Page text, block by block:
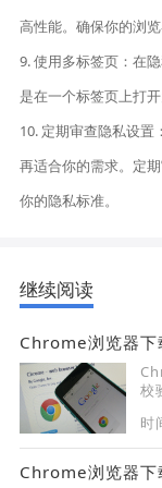
高性能。确保你的浏
9. 使用多标签页：在
是在一个标签页上打
10. 定期审查隐私设
再适合你的需求。定
你的隐私标准。
继续阅读
校
时
Chrome浏览器下